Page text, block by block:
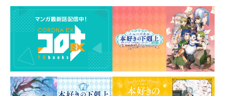
前神殿長ベーゼヴァンスがゲオルギーネとやり取りして
いた手紙を入れていた、本型の小物入れをイメージ。
細部までこだわりぬいて作られた手紙箱です！
ーーーーーーー
香月先生からのコメント